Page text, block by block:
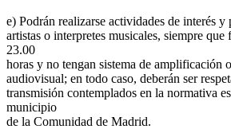
e) Podrán realizarse actividades de interés
artistas o interpretes musicales, siempre que
23.00
horas y no tengan sistema de amplificación
audiovisual; en todo caso, deberán ser
transmisión contemplados en la normativa
municipio
de la Comunidad de Madrid.